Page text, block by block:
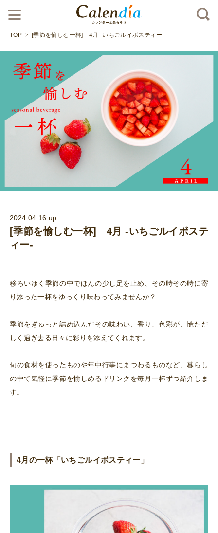
TOP [季節を愉しむ一杯] 4月 -いちごルイボスティー-
2024.04.16 up
[季節を愉しむ一杯] 4月 -いちごルイボステ
ィー-
移ろいゆく季節の中でほんの少し足を止め、その時その時に寄
り添った一杯をゆっくり味わってみませんか？
季節をぎゅっと詰め込んだその味わい、香り、色彩が、慌ただ
しく過ぎ去る日々に彩りを添えてくれます。
旬の食材を使ったものや年中行事にまつわるものなど、暮らし
の中で気軽に季節を愉しめるドリンクを毎月一杯ずつ紹介しま
す。
4月の一杯「いちごルイボスティー」